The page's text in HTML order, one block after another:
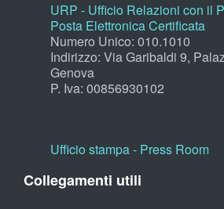
URP - Ufficio Relazioni con il
Posta Elettronica Certificata
Numero Unico: 010.1010
Indirizzo: Via Garibaldi 9,
Genova
P. Iva: 00856930102
Ufficio stampa - Press Room
Collegamenti utili